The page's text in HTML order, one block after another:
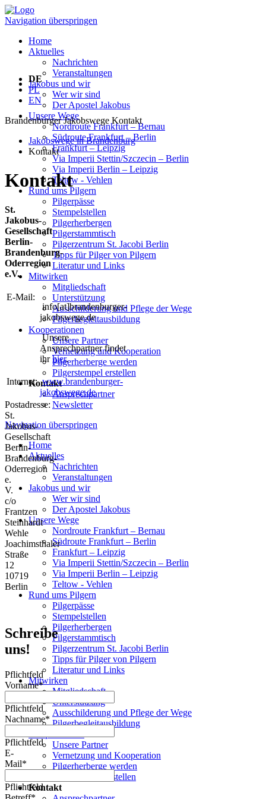
Navigation überspringen
Home
Aktuelles
Nachrichten
Veranstaltungen
Jakobus und wir
Wer wir sind
Der Apostel Jakobus
Unsere Wege
Nordroute Frankfurt – Bernau
Südroute Frankfurt – Berlin
Frankfurt – Leipzig
Via Imperii Stettin/Szczecin – Berlin
Via Imperii Berlin – Leipzig
Teltow - Vehlen
Rund ums Pilgern
Pilgerpässe
Stempelstellen
Pilgerherbergen
Pilgerstammtisch
Pilgerzentrum St. Jacobi Berlin
Tipps für Pilger von Pilgern
Literatur und Links
Mitwirken
Mitgliedschaft
Unterstützung
Ausschilderung und Pflege der Wege
Pilgerbegleitausbildung
Kooperationen
Unsere Partner
Vernetzung und Kooperation
Pilgerherberge werden
Pilgerstempel erstellen
Kontakt
Ansprechpartner
Newsletter
Navigation überspringen
Home
Aktuelles
Nachrichten
Veranstaltungen
Jakobus und wir
Wer wir sind
Der Apostel Jakobus
Unsere Wege
Nordroute Frankfurt – Bernau
Südroute Frankfurt – Berlin
Frankfurt – Leipzig
Via Imperii Stettin/Szczecin – Berlin
Via Imperii Berlin – Leipzig
Teltow - Vehlen
Rund ums Pilgern
Pilgerpässe
Stempelstellen
Pilgerherbergen
Pilgerstammtisch
Pilgerzentrum St. Jacobi Berlin
Tipps für Pilger von Pilgern
Literatur und Links
Mitwirken
Mitgliedschaft
Unterstützung
Ausschilderung und Pflege der Wege
Pilgerbegleitausbildung
Unsere Partner
Vernetzung und Kooperation
Pilgerherberge werden
Pilgerstempel erstellen
Kontakt
DE
PL
EN
Brandenburger Jakobswege Kontakt
Jakobswege in Brandenburg
Kontakt
Kontakt
St.
Jakobus-
Gesellschaft
Berlin-
Brandenburg-
Oderregion
e.V.
E-Mail:
info[at]brandenburger-
jakobswege.de
Unsere
Ansprechpartner findet
ihrhier.
Internet: www.brandenburger-
jakobswege.de
Postadresse:
St.
Jakobus-
Gesellschaft
Berlin-
Brandenburg-
Oderregion
e.
V.
c/o
Frantzen
Steinhardt
Wehle
Joachimsthaler
Straße
12
10719
Berlin
Schreibe
uns!
Pflichtfeld
Vorname*
Pflichtfeld
Nachname*
Pflichtfeld
E-
Mail*
Pflichtfeld